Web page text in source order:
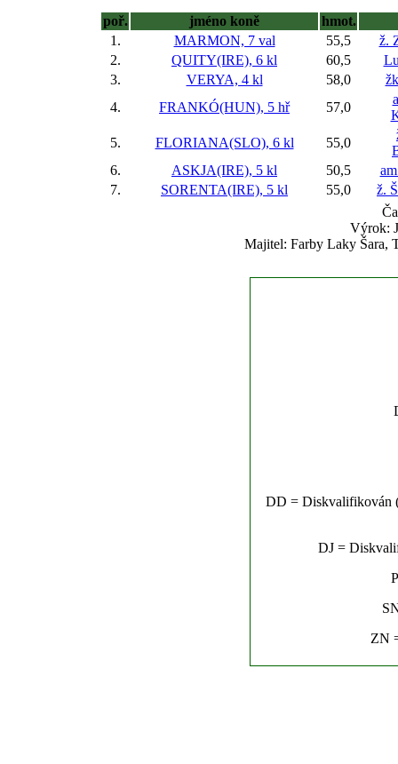
poř. jméno koně
hmot.
1.
MARMON, 7 val 55,5
ž.
2.
QUITY(IRE), 6 kl 60,5
3.
VERYA, 4 kl 58,0
4.
FRANKÓ(HUN), 5 hř 57,0
5.
FLORIANA(SLO), 6 kl 55,0
6.
ASKJA(IRE), 5 kl 50,5
7.
SORENTA(IRE), 5 kl 55,0
ž.
Výrok:
Majitel: Farby Laky Šara,
DD = Diskvalifikován
DJ =
ZN